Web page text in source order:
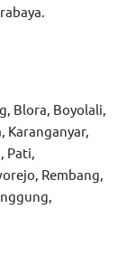
Blora, Boyolali,
Karanganyar,
Pati,
Rembang,